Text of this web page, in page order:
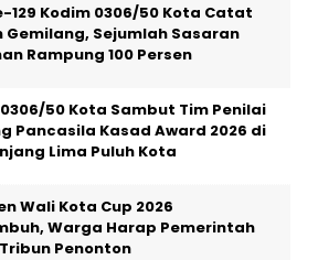
129 Kodim 0306/50 Kota Catat
Gemilang, Sejumlah Sasaran
Rampung 100 Persen
50 Kota Sambut Tim Penilai
Pancasila Kasad Award 2026 di
Lima Puluh Kota
Wali Kota Cup 2026
Warga Harap Pemerintah
Penonton